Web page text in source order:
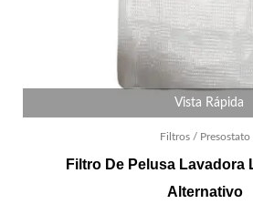
Vista Rápida
Filtros / Presostato
Filtro De Pelusa Lavadora
Alternativo